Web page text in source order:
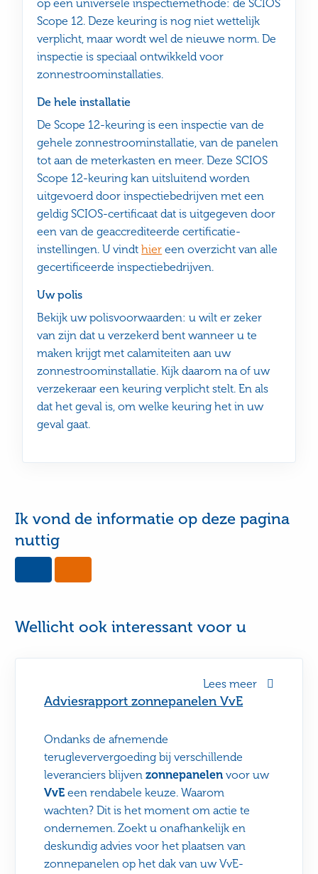
op een universele inspectiemethode: de SCIOS
Scope 12. Deze keuring is nog niet wettelijk
verplicht, maar wordt wel de nieuwe norm. De
inspectie is speciaal ontwikkeld voor
zonnestroominstallaties.
De hele installatie
De Scope 12-keuring is een inspectie van de
gehele zonnestroominstallatie, van de panelen
tot aan de meterkasten en meer. Deze SCIOS
Scope 12-keuring kan uitsluitend worden
uitgevoerd door inspectiebedrijven met een
geldig SCIOS-certificaat dat is uitgegeven door
een van de geaccrediteerde certificatie-
instellingen. U vindthier een overzicht van alle
gecertificeerde inspectiebedrijven.
Uw polis
Bekijk uw polisvoorwaarden: u wilt er zeker
van zijn dat u verzekerd bent wanneer u te
maken krijgt met calamiteiten aan uw
zonnestroominstallatie. Kijk daarom na of uw
verzekeraar een keuring verplicht stelt. En als
dat het geval is, om welke keuring het in uw
geval gaat.
Ik vond de informatie op deze pagina
nuttig
this
this
useful
Wellicht ook interessant voor u
Adviesrapport zonnepanelen VvE
Ondanks de afnemende
terugleververgoeding bij verschillende
leveranciers blijvenzonnepanelen voor uw
VvE een rendabele keuze. Waarom
wachten? Dit is het moment om actie te
ondernemen. Zoekt u onafhankelijk en
deskundig advies voor het plaatsen van
zonnepanelen op het dak van uw VvE-
Lees meer